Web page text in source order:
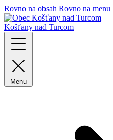
Rovno na obsah Rovno na menu
Košťany nad Turcom
Menu